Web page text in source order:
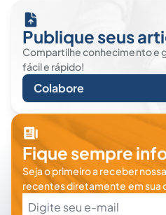
Publique seus
Compartilhe conhecimento e
fácil e rápido!
Colabore
Fique sempre
Seja o primeiro a receber
recentes diretamente em sua